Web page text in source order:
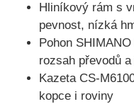
Hliníkový rám s
pevnost, nízká
Pohon
rozsah převodů
Kazeta CS-
kopce i roviny